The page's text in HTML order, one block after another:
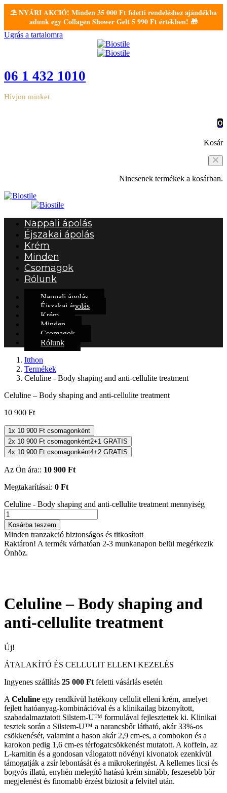
⛱️ NYÁRI AKCIÓ! Minden 35 000 Ft feletti rendeléshez ajándékba
adunk egy Collagen Shower Gelt 5 990 Ft értékben! 🎁
Ugrás a tartalomra
06 1 432 1010
Hívjon minket
0
Kosár
Nincsenek termékek a kosárban.
Nappali ápolás
Éjszakai ápolás
Krém
Minden
Csomagok
Rólunk
Nappali ápolás
Éjszakai ápolás
Krém
Minden
Csomagok
Rólunk
Itthon
Termékek
Celuline - Body shaping and anti-cellulite treatment
Celuline – Body shaping and anti-cellulite treatment
10 900 Ft
1x 10 900 Ft csomagonként
2x 10 900 Ft csomagonként2+1 GRATIS
4x 10 900 Ft csomagonként4+2 GRATIS
Az Ön ára:: 10 900 Ft
Megtakarításai: 0 Ft
Celuline - Body shaping and anti-cellulite treatment mennyiség
Kosárba teszem
Minden tranzakció biztonságos és titkosított
Raktáron! A termék várhatóan 2-3 munkanapon belül megérkezik
Önhöz.
Celuline – Body shaping and
anti-cellulite treatment
Új!
ÁTALAKÍTÓ ÉS CELLULIT ELLENI KEZELÉS
Ingyenes szállítás 25 000 Ft feletti vásárlás esetén
A Celuline egy rendkívül hatékony cellulit elleni krém, amelyet
fejlett hatóanyag-kombinációval és a klinikailag bizonyított,
szabadalmaztatott Silstem-U™ formulával fejlesztettek ki. Klinikai
tesztek során a Silstem-U™ a narancsbőr látható, akár 33%-os
csökkenését, valamint a hason akár 2,9 cm-es, a combokon és a
karokon pedig 1,6 cm-es térfogatcsökkenést mutatott. A koffein, az
L-karnitin és a gondosan válogatott növényi kivonatok ezenkívül
támogatják a zsír lebontását és a mikrokeringést. A kellemes licsi és
bogyós illatú, enyhén melegítő hatású krém simább, feszesebb bőr
megjelenést és finomabb érzést biztosít a felvitel után.